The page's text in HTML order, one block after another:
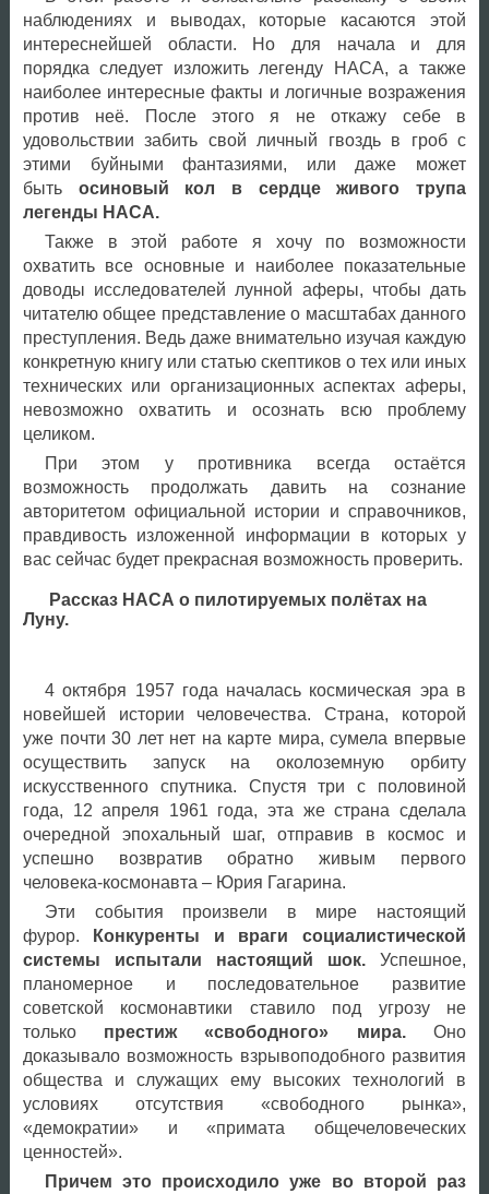
наблюдениях и выводах, которые касаются этой
интереснейшей области. Но для начала и для
порядка следует изложить легенду НАСА, а также
наиболее интересные факты и логичные возражения
против неё. После этого я не откажу себе в
удовольствии забить свой личный гвоздь в гроб с
этими буйными фантазиями, или даже может
быть осиновый кол в сердце живого трупа
легенды НАСА.
Также в этой работе я хочу по возможности
охватить все основные и наиболее показательные
доводы исследователей лунной аферы, чтобы дать
читателю общее представление о масштабах данного
преступления. Ведь даже внимательно изучая каждую
конкретную книгу или статью скептиков о тех или иных
технических или организационных аспектах аферы,
невозможно охватить и осознать всю проблему
целиком.
При этом у противника всегда остаётся
возможность продолжать давить на сознание
авторитетом официальной истории и справочников,
правдивость изложенной информации в которых у
вас сейчас будет прекрасная возможность проверить.
Рассказ НАСА о пилотируемых полётах на
Луну.
4 октября 1957 года началась космическая эра в
новейшей истории человечества. Страна, которой
уже почти 30 лет нет на карте мира, сумела впервые
осуществить запуск на околоземную орбиту
искусственного спутника. Спустя три с половиной
года, 12 апреля 1961 года, эта же страна сделала
очередной эпохальный шаг, отправив в космос и
успешно возвратив обратно живым первого
человека-космонавта – Юрия Гагарина.
Эти события произвели в мире настоящий
фурор.
Конкуренты и враги социалистической
системы испытали настоящий шок. Успешное,
планомерное и последовательное развитие
советской космонавтики ставило под угрозу не
толькопрестиж «свободного» мира.Оно
доказывало возможность взрывоподобного развития
общества и служащих ему высоких технологий в
условиях отсутствия «свободного рынка»,
«демократии» и «примата общечеловеческих
ценностей».
Причем это происходило уже во второй раз